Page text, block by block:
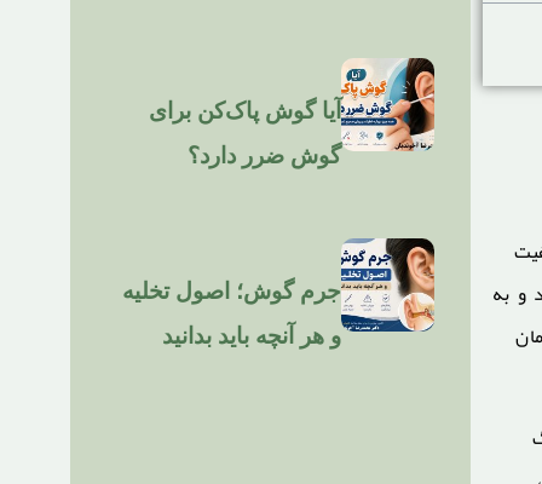
و به
آیا گوش پاک‌کن برای
گوش ضرر دارد؟
جرم گوش؛ اصول تخلیه
و هر آنچه باید بدانید